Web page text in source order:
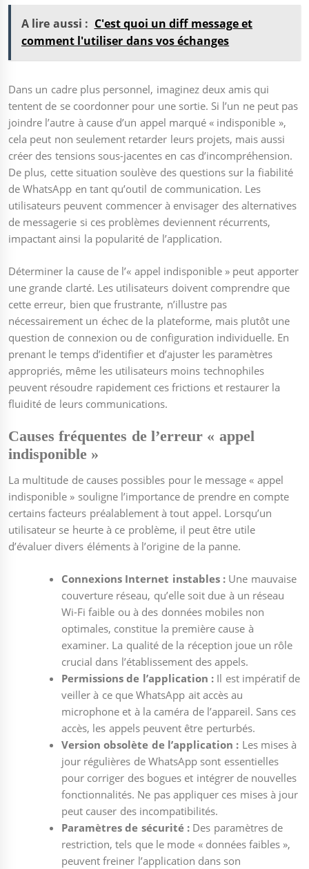
A lire aussi : C'est quoi un diff message et
comment l'utiliser dans vos échanges
Dans un cadre plus personnel, imaginez deux amis qui
tentent de se coordonner pour une sortie. Si l’un ne peut pas
joindre l’autre à cause d’un appel marqué « indisponible »,
cela peut non seulement retarder leurs projets, mais aussi
créer des tensions sous-jacentes en cas d’incompréhension.
De plus, cette situation soulève des questions sur la fiabilité
de WhatsApp en tant qu’outil de communication. Les
utilisateurs peuvent commencer à envisager des alternatives
de messagerie si ces problèmes deviennent récurrents,
impactant ainsi la popularité de l’application.
Déterminer la cause de l’« appel indisponible » peut apporter
une grande clarté. Les utilisateurs doivent comprendre que
cette erreur, bien que frustrante, n’illustre pas
nécessairement un échec de la plateforme, mais plutôt une
question de connexion ou de configuration individuelle. En
prenant le temps d’identifier et d’ajuster les paramètres
appropriés, même les utilisateurs moins technophiles
peuvent résoudre rapidement ces frictions et restaurer la
fluidité de leurs communications.
Causes fréquentes de l’erreur « appel
indisponible »
La multitude de causes possibles pour le message « appel
indisponible » souligne l’importance de prendre en compte
certains facteurs préalablement à tout appel. Lorsqu’un
utilisateur se heurte à ce problème, il peut être utile
d’évaluer divers éléments à l’origine de la panne.
Connexions Internet instables :Une mauvaise
couverture réseau, qu’elle soit due à un réseau
Wi-Fi faible ou à des données mobiles non
optimales, constitue la première cause à
examiner. La qualité de la réception joue un rôle
crucial dans l’établissement des appels.
Permissions de l’application :Il est impératif de
veiller à ce que WhatsApp ait accès au
microphone et à la caméra de l’appareil. Sans ces
accès, les appels peuvent être perturbés.
Version obsolète de l’application : Les mises à
jour régulières de WhatsApp sont essentielles
pour corriger des bogues et intégrer de nouvelles
fonctionnalités. Ne pas appliquer ces mises à jour
peut causer des incompatibilités.
Paramètres de sécurité :Des paramètres de
restriction, tels que le mode « données faibles »,
peuvent freiner l’application dans son